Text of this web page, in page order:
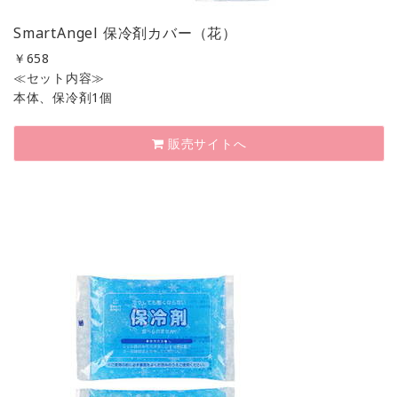
SmartAngel 保冷剤カバー（花）
￥ 658
≪セット内容≫
本体、保冷剤1個
販売サイトへ